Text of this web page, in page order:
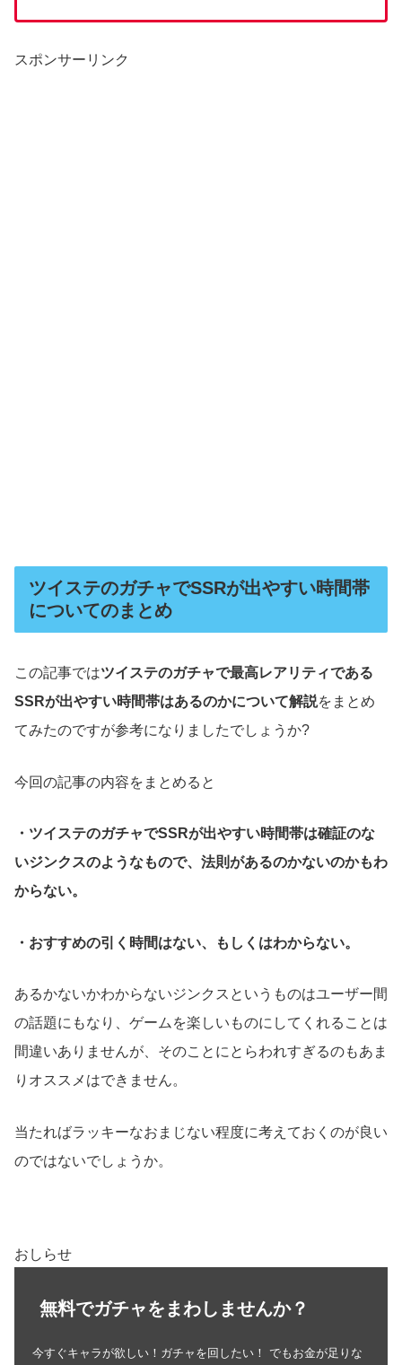
スポンサーリンク
ツイステのガチャでSSRが出やすい時間帯
についてのまとめ
この記事ではツイステのガチャで最高レアリティである
SSRが出やすい時間帯はあるのかについて解説をまとめ
てみたのですが参考になりましたでしょうか?
今回の記事の内容をまとめると
・ツイステのガチャでSSRが出やすい時間帯は確証のな
いジンクスのようなもので、法則があるのかないのかもわ
からない。
・おすすめの引く時間はない、もしくはわからない。
あるかないかわからないジンクスというものはユーザー間
の話題にもなり、ゲームを楽しいものにしてくれることは
間違いありませんが、そのことにとらわれすぎるのもあま
りオススメはできません。
当たればラッキーなおまじない程度に考えておくのが良い
のではないでしょうか。
おしらせ
無料でガチャをまわしませんか？
今すぐキャラが欲しい！ガチャを回したい！ でもお金が足りな